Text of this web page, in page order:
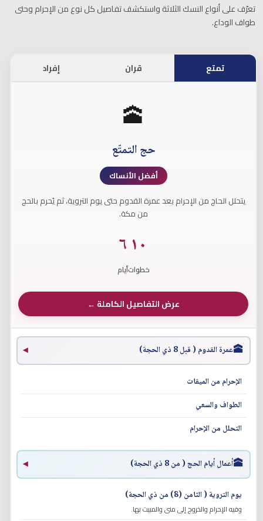
تعرّف على أنواع النسك الثلاثة واستكشف تفاصيل كل نوع من الإحرام وحتى
طواف الوداع.
تمتع قران إفراد
🕋
حج التمتّع
أفضل الأنساك
يتحلل الحاج من الإحرام بعد عمرة القدوم حتى يوم التروية، ثم يُحرم بالحج
من مكة.
١٠
خطوات
٦
أيام
عرض التفاصيل الكاملة ←
🕋عمرة القدوم ( قبل 8 ذي الحجة) ◀
الإحرام من الميقات
الطواف والسعي
التحلل من الإحرام
🕋أعمال أيام الحج ( من 8 ذي الحجة) ◀
يوم التروية ( الثامن (8) من ذي الحجة)
وفيه الإحرام والخروج إلى منى والمبيت بها.